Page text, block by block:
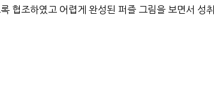
협조하였고 어렵게 완성된 퍼즐 그림을 보면서 성